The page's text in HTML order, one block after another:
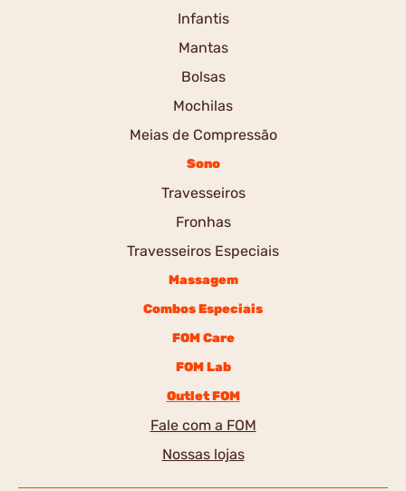
Infantis
Mantas
Bolsas
Mochilas
Meias de Compressão
Sono
Travesseiros
Fronhas
Travesseiros Especiais
Massagem
Combos Especiais
FOM Care
FOM Lab
Outlet FOM
Fale com a FOM
Nossas lojas